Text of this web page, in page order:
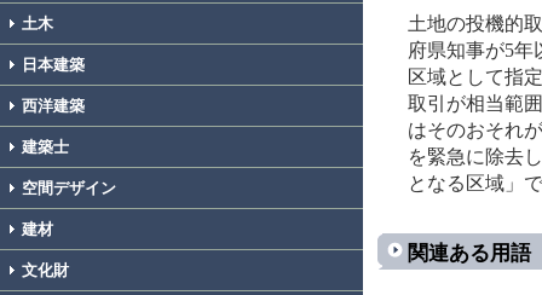
土木
日本建築
西洋建築
建築士
空間デザイン
建材
文化財
土地の投機的
府県知事が5
区域として指
取引が相当範
はそのおそれ
を緊急に除去
となる区域」
関連ある用語